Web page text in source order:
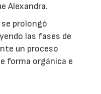
Alexandra.
prolongó
las fases de
un proceso
forma orgánica e